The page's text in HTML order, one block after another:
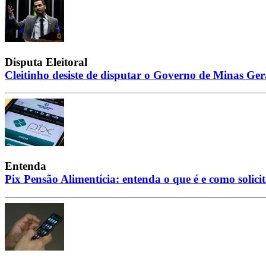
Disputa Eleitoral
Cleitinho desiste de disputar o Governo de Minas
Entenda
Pix Pensão Alimentícia: entenda o que é e como